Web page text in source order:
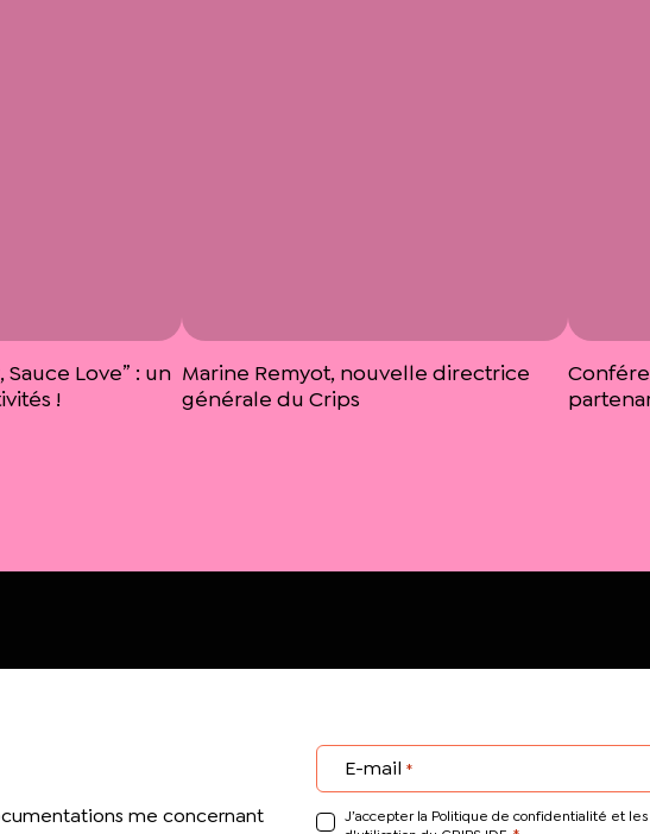
Love” : un
!
Marine Remyot, nouvelle directrice
générale du Crips
me concernant
E-mail *
J’accepter la Politique de confidentialité et les